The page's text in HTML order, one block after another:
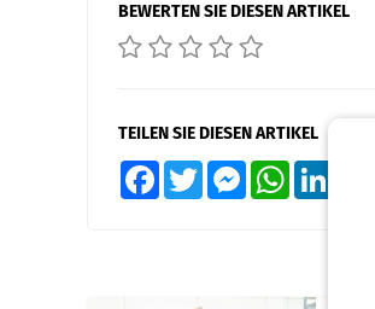
BEWERTEN SIE DIESEN ARTIKEL
TEILEN SIE DIESEN ARTIKEL
FacebookTwitter MessengerWhatsApp